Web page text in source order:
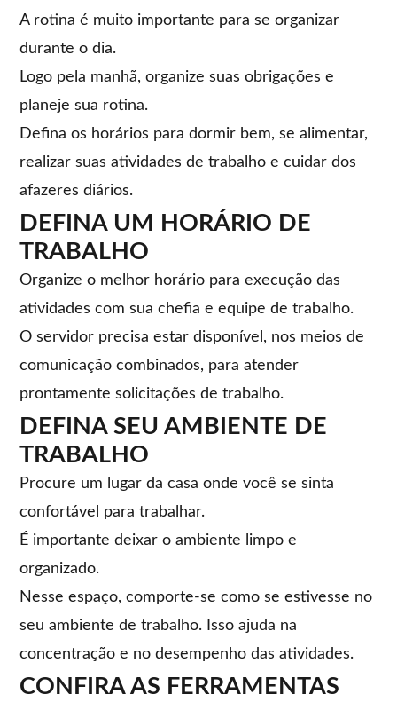
A rotina é muito importante para se organizar
durante o dia.
Logo pela manhã, organize suas obrigações e
planeje sua rotina.
Defina os horários para dormir bem, se alimentar,
realizar suas atividades de trabalho e cuidar dos
afazeres diários.
DEFINA UM HORÁRIO DE
TRABALHO
Organize o melhor horário para execução das
atividades com sua chefia e equipe de trabalho.
O servidor precisa estar disponível, nos meios de
comunicação combinados, para atender
prontamente solicitações de trabalho.
DEFINA SEU AMBIENTE DE
TRABALHO
Procure um lugar da casa onde você se sinta
confortável para trabalhar.
É importante deixar o ambiente limpo e
organizado.
Nesse espaço, comporte-se como se estivesse no
seu ambiente de trabalho. Isso ajuda na
concentração e no desempenho das atividades.
CONFIRA AS FERRAMENTAS